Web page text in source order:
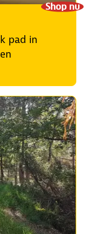
Shop nu
pad in